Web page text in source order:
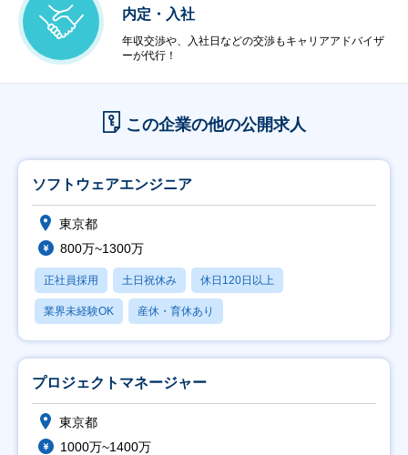
内定・入社
年収交渉や、入社日などの交渉もキャリアアドバイザ
ーが代行！
この企業の他の公開求人
ソフトウェアエンジニア
東京都
800万~1300万
正社員採用 土日祝休み 休日120日以上
業界未経験OK 産休・育休あり
プロジェクトマネージャー
東京都
1000万~1400万